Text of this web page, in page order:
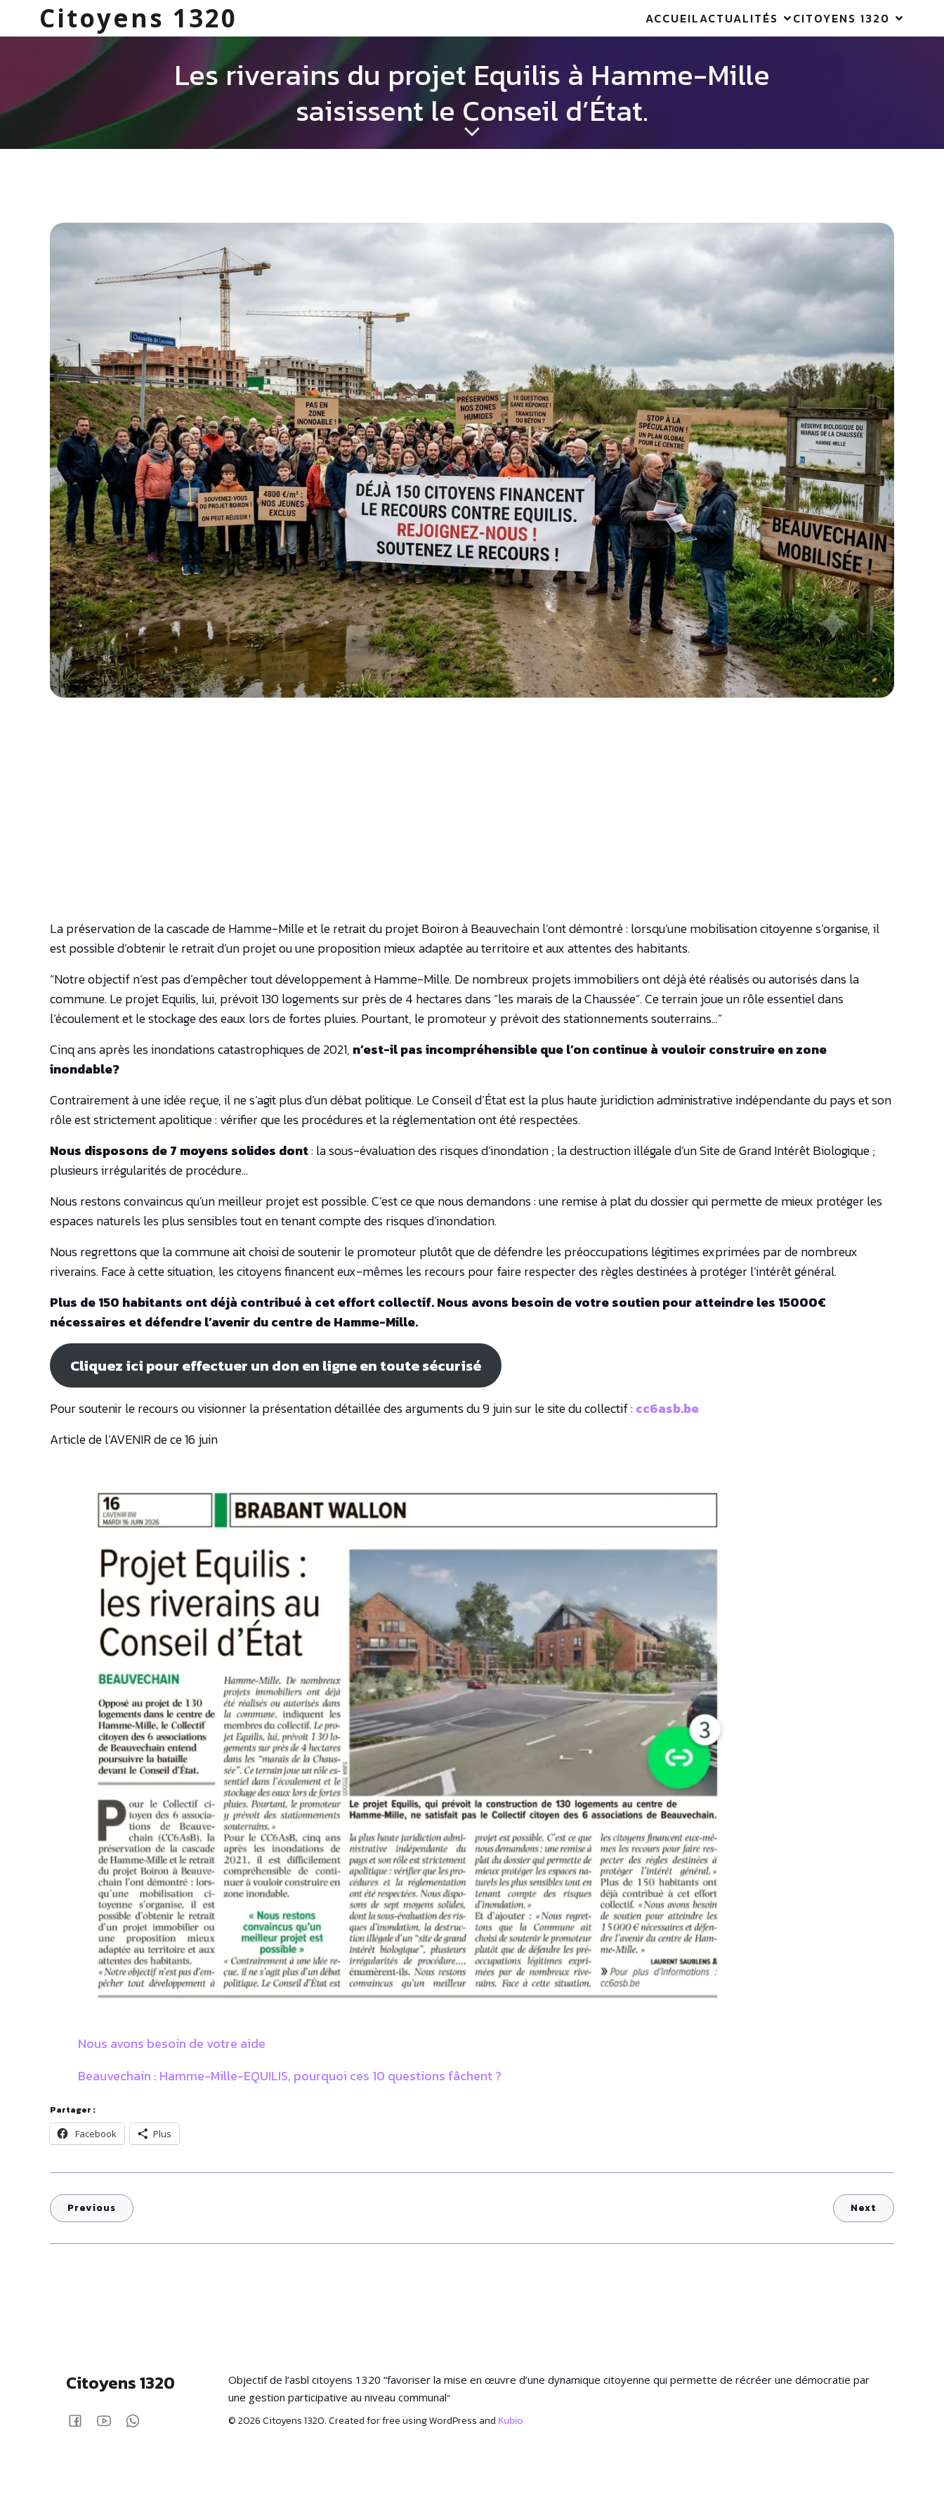
Citoyens 1320 ACCUEILACTUALITÉS CITOYENS 1320
Les riverains du projet Equilis à Hamme-Mille
saisissent le Conseil d’État.
La préservation de la cascade de Hamme-Mille et le retrait du projet Boiron à Beauvechain l’ont démontré : lorsqu’une mobilisation citoyenne s’organise, il
est possible d’obtenir le retrait d’un projet ou une proposition mieux adaptée au territoire et aux attentes des habitants.
“Notre objectif n’est pas d’empêcher tout développement à Hamme-Mille. De nombreux projets immobiliers ont déjà été réalisés ou autorisés dans la
commune. Le projet Equilis, lui, prévoit 130 logements sur près de 4 hectares dans “les marais de la Chaussée”. Ce terrain joue un rôle essentiel dans
l’écoulement et le stockage des eaux lors de fortes pluies. Pourtant, le promoteur y prévoit des stationnements souterrains…”
Cinq ans après les inondations catastrophiques de 2021, n’est-il pas incompréhensible que l’on continue à vouloir construire en zone
inondable?
Contrairement à une idée reçue, il ne s’agit plus d’un débat politique. Le Conseil d’État est la plus haute juridiction administrative indépendante du pays et son
rôle est strictement apolitique : vérifier que les procédures et la réglementation ont été respectées.
Nous disposons de 7 moyens solides dont: la sous-évaluation des risques d’inondation ; la destruction illégale d’un Site de Grand Intérêt Biologique ;
plusieurs irrégularités de procédure…
Nous restons convaincus qu’un meilleur projet est possible. C’est ce que nous demandons : une remise à plat du dossier qui permette de mieux protéger les
espaces naturels les plus sensibles tout en tenant compte des risques d’inondation.
Nous regrettons que la commune ait choisi de soutenir le promoteur plutôt que de défendre les préoccupations légitimes exprimées par de nombreux
riverains. Face à cette situation, les citoyens financent eux-mêmes les recours pour faire respecter des règles destinées à protéger l’intérêt général.
Plus de 150 habitants ont déjà contribué à cet effort collectif. Nous avons besoin de votre soutien pour atteindre les 15000€
nécessaires et défendre l’avenir du centre de Hamme-Mille.
Cliquez ici pour effectuer un don en ligne en toute sécurisé
Pour soutenir le recours ou visionner la présentation détaillée des arguments du 9 juin sur le site du collectif :cc6asb.be
Article de l’AVENIR de ce 16 juin
Nous avons besoin de votre aide
Beauvechain : Hamme-Mille-EQUILIS, pourquoi ces 10 questions fâchent ?
Partager :
Facebook
Plus
Previous Next
Citoyens 1320
Objectif de l’asbl citoyens 1320 “favoriser la mise en œuvre d’une dynamique citoyenne qui permette de récréer une démocratie par
une gestion participative au niveau communal“
© 2026 Citoyens 1320. Created for free using WordPress and Kubio